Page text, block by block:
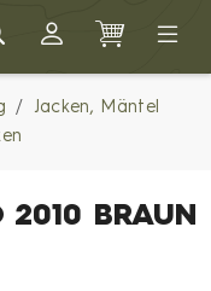
Jacken, Mäntel
BRAUN